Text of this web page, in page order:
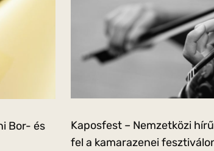
Bor- és
Kaposfest – Nemzetközi
fel a kamarazenei